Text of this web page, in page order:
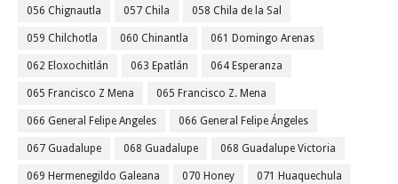
056 Chignautla 057 Chila 058 Chila de la Sal
059 Chilchotla 060 Chinantla 061 Domingo Arenas
062 Eloxochitlán 063 Epatlán 064 Esperanza
065 Francisco Z Mena 065 Francisco Z. Mena
066 General Felipe Angeles 066 General Felipe Ángeles
067 Guadalupe 068 Guadalupe 068 Guadalupe Victoria
069 Hermenegildo Galeana 070 Honey 071 Huaquechula